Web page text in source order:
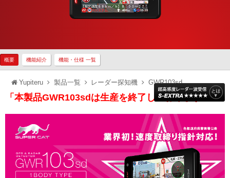
概要 機能紹介 機能・仕様 一覧
Yupiteru 製品一覧 レーダー探知機 GWR103sd
「本製品GWR103sdは生産を終了しております」